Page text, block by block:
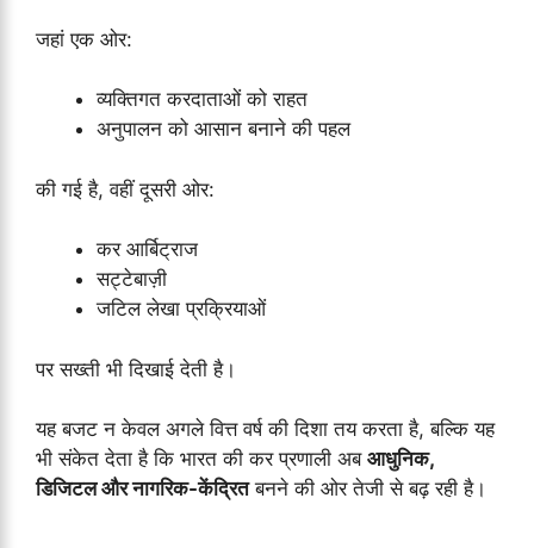
जहां एक ओर:
व्यक्तिगत करदाताओं को राहत
अनुपालन को आसान बनाने की पहल
की गई है, वहीं दूसरी ओर:
कर आर्बिट्राज
सट्टेबाज़ी
जटिल लेखा प्रक्रियाओं
पर सख्ती भी दिखाई देती है।
यह बजट न केवल अगले वित्त वर्ष की दिशा तय करता है, बल्कि यह
भी संकेत देता है कि भारत की कर प्रणाली अब आधुनिक,
डिजिटल और नागरिक-केंद्रितबनने की ओर तेजी से बढ़ रही है।